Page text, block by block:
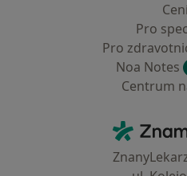
Pro
Pro
Noa Notes
Centrum